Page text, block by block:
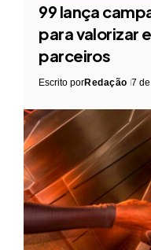
99 lança
para valorizar
parceiros
Escrito porRedação 7